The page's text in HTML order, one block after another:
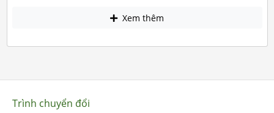
Xem thêm
Trình chuyển đổi